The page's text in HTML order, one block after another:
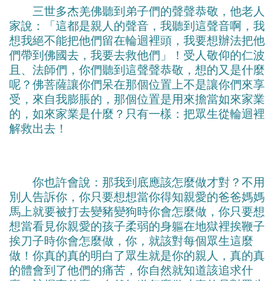
三世多杰羌佛聽到弟子們的聲聲恭敬，他老人
家說：「這都是親人的聲音，我聽到這聲音啊，我
想我絕不能把他們留在輪迴裡頭，我要想辦法把他
們帶到佛國去，我要去救他們」！受人敬仰的仁波
且、法師們，你們聽到這聲聲恭敬，想的又是什麼
呢？佛菩薩讓你們呆在那個位置上不是讓你們來享
受，來自我膨脹的，那個位置是用來擔當如來家業
的，如來家業是什麼？只有一樣：把眾生從輪迴裡
解救出去！
你也許會說：那我到底應該怎麼做才對？不用
別人告訴你，你只要想想當你得知親愛的爸爸媽媽
馬上就要被打去變豬變狗時你會怎麼做，你只要想
想當看見你親愛的孩子柔弱的身軀在地獄裡挨鞭子
挨刀子時你會怎麼做，你，就該對每個眾生這麼
做！你真的真的明白了眾生就是你的親人，真的真
的體會到了他們的痛苦，你自然就知道該追求什